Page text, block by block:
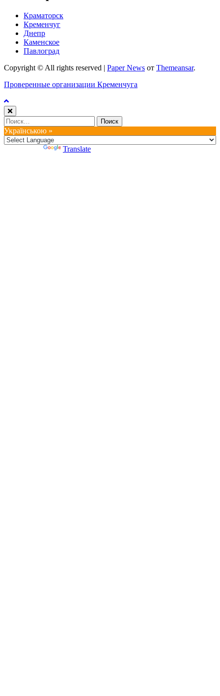
Краматорск
Кременчуг
Днепр
Каменское
Павлоград
Copyright © All rights reserved | Paper News от Themeansar.
Проверенные организации Кременчуга
Найти:
Українською »
Translate